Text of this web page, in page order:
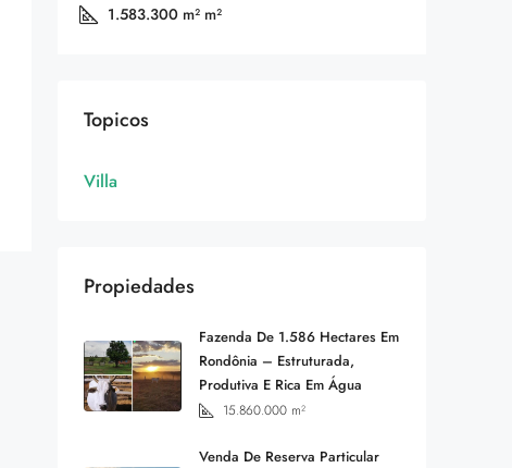
1.583.300 m² m²
Topicos
Villa
Propiedades
Fazenda De 1.586 Hectares Em
Rondônia – Estruturada,
Produtiva E Rica Em Água
15.860.000 m²
Venda De Reserva Particular